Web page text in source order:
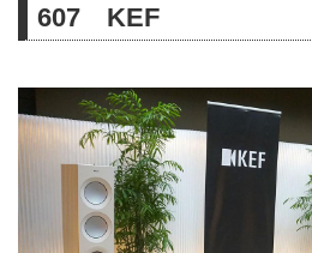
607 KEF